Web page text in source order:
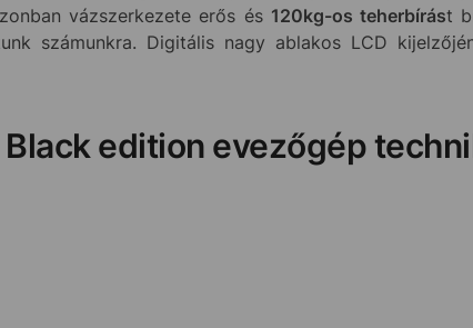
vázszerkezete erős és 120kg-os teherbírást
számunkra. Digitális nagy ablakos LCD
edition evezőgép